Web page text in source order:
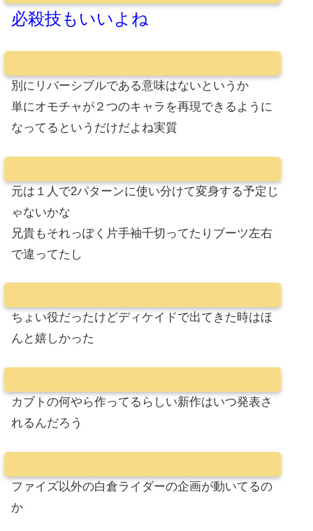
必殺技もいいよね
別にリバーシブルである意味はないというか
単にオモチャが２つのキャラを再現できるように
なってるというだけだよね実質
元は１人で2パターンに使い分けて変身する予定じ
ゃないかな
兄貴もそれっぽく片手袖千切ってたりブーツ左右
で違ってたし
ちょい役だったけどディケイドで出てきた時はほ
んと嬉しかった
カブトの何やら作ってるらしい新作はいつ発表さ
れるんだろう
ファイズ以外の白倉ライダーの企画が動いてるの
か